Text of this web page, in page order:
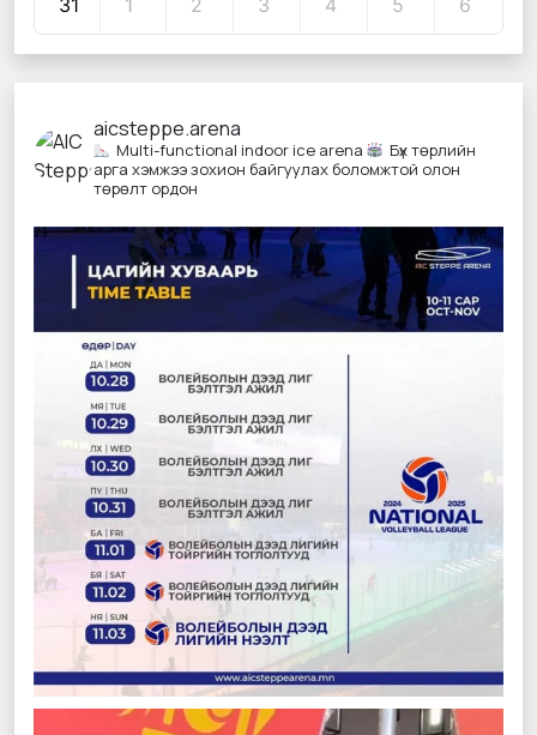
aicsteppe.arena
Multi-functional indoor ice arena
Бүх төрлийн
арга хэмжээ зохион байгуулах боломжтой олон
төрөлт ордон